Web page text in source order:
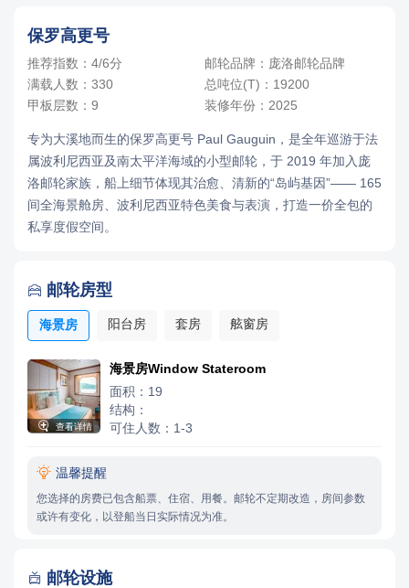
保罗高更号
推荐指数：4/6分
邮轮品牌：庞洛邮轮品牌
满载人数：330
总吨位(T)：19200
甲板层数：9
装修年份：2025
专为大溪地而生的保罗高更号 Paul Gauguin，是全年巡游于法
属波利尼西亚及南太平洋海域的小型邮轮，于 2019 年加入庞
洛邮轮家族，船上细节体现其治愈、清新的“岛屿基因”—— 165
间全海景舱房、波利尼西亚特色美食与表演，打造一价全包的
私享度假空间。
 邮轮房型
海景房 阳台房 套房 舷窗房
 查看详情
海景房Window Stateroom
面积：19
结构：
可住人数：1-3
 温馨提醒
您选择的房费已包含船票、住宿、用餐。邮轮不定期改造，房间参数
或许有变化，以登船当日实际情况为准。
 邮轮设施